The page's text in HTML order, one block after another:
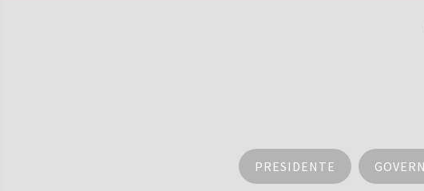
PRESIDENTE